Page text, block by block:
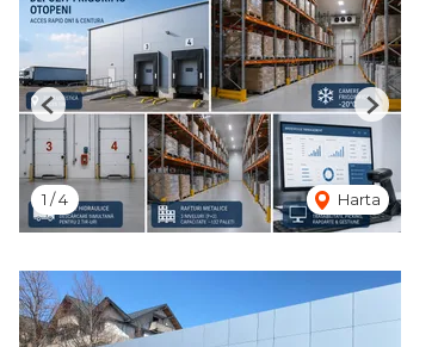
1 /4 Harta
Previous Next